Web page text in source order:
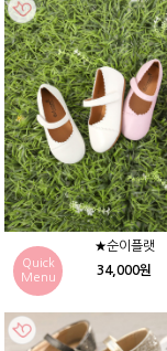
Quick
Menu
★순이플랫
34,000원